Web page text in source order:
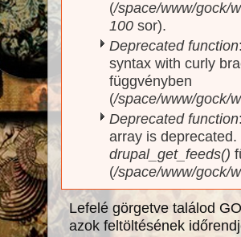
(/space/www/gock/
100 sor).
Deprecated function
syntax with curly
függvényben
(/space/www/gock/
Deprecated function
array is
drupal_get_feeds()
(/space/www/gock/
Lefelé görgetve találod
azok feltöltésének